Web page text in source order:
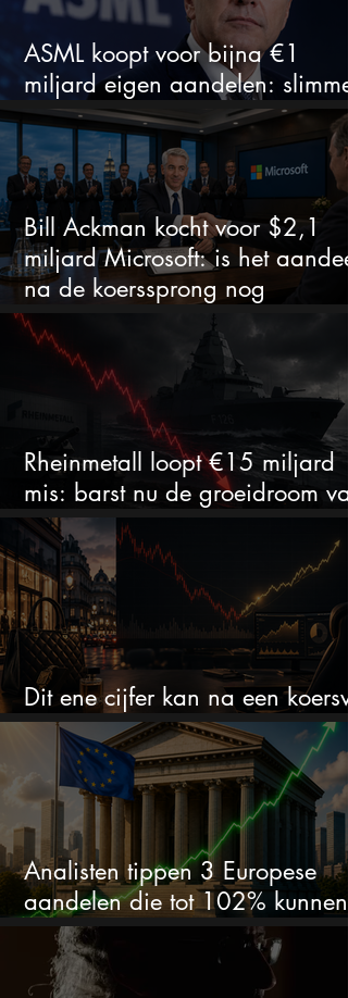
ASML koopt voor bijna €1
miljard eigen aandelen: slimme
zet of dure timing?
Bill Ackman kocht voor $2,1
miljard Microsoft: is het aandeel
na de koerssprong nog
aantrekkelijk?
Rheinmetall loopt €15 miljard
mis: barst nu de groeidroom van
het defensiebedrijf?
Dit ene cijfer kan na een
van 50% alles veranderen
Analisten tippen 3 Europese
aandelen die tot 102% kunnen
stijgen